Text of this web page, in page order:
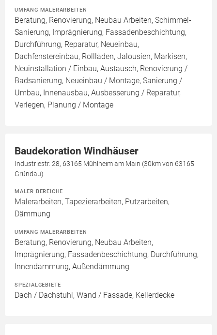
UMFANG MALERARBEITEN
Beratung, Renovierung, Neubau Arbeiten, Schimmel-
Sanierung, Imprägnierung, Fassadenbeschichtung,
Durchführung, Reparatur, Neueinbau,
Dachfenstereinbau, Rollläden, Jalousien, Markisen,
Neuinstallation / Einbau, Austausch, Renovierung /
Badsanierung, Neueinbau / Montage, Sanierung /
Umbau, Innenausbau, Ausbesserung / Reparatur,
Verlegen, Planung / Montage
Baudekoration Windhäuser
Industriestr. 28, 63165 Mühlheim am Main (30km von 63165
Gründau)
MALER BEREICHE
Malerarbeiten, Tapezierarbeiten, Putzarbeiten,
Dämmung
UMFANG MALERARBEITEN
Beratung, Renovierung, Neubau Arbeiten,
Imprägnierung, Fassadenbeschichtung, Durchführung,
Innendämmung, Außendämmung
SPEZIALGEBIETE
Dach / Dachstuhl, Wand / Fassade, Kellerdecke